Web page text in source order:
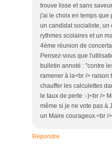
trouve lisse et sans
j'ai le choix en temps que
un candidat socialiste, un
rythmes scolaires et un
4éme réunion de
Pensez-vous que
bulletin annoté : "contre
ramener à la<br /> raison
chauffer les calculettes
le taux de perte :-)<br />
même si je ne vote pas à
un Maire courageux.<br /
Répondre